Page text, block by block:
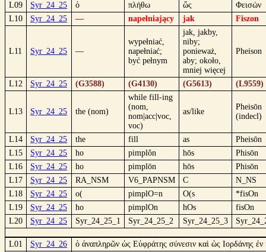
L09
Syr_24_25 ὁ πλήθω ὥς
Φεισών
L10
Syr_24_25 — napełniający jak Fiszon
L11 Syr_24_25 —
wypełniać,
napełniać;
być pełnym
jak, jakby,
niby;
ponieważ,
aby; około,
mniej więcej
Pheison
L12 Syr_24_25 (G3588) (G4130) (G5613) (L9559)
L13 Syr_24_25 the (nom)
while fill-ing
(nom,
nom|acc|voc,
voc)
as/like
Pheisōn
(indecl)
L14 Syr_24_25 the fill as
Pheisōn
L15
Syr_24_25 ho pimplôn hōs
Phisōn
L16
Syr_24_25 ho pimplōn hōs
Phisōn
L17
Syr_24_25 RA_NSM V6_PAPNSM C
N_NS
L18
Syr_24_25 o( pimplO=n O(s
*fisOn
L19
Syr_24_25 ho pimplOn hOs
fisOn
L20
Syr_24_25 Syr_24_25_1 Syr_24_25_2 Syr_24_25_3
L01 Syr_24_26 ὁ ἀναπληρῶν ὡς Εὐφράτης σύνεσιν καὶ ὡς Ιορδάνης ἐν